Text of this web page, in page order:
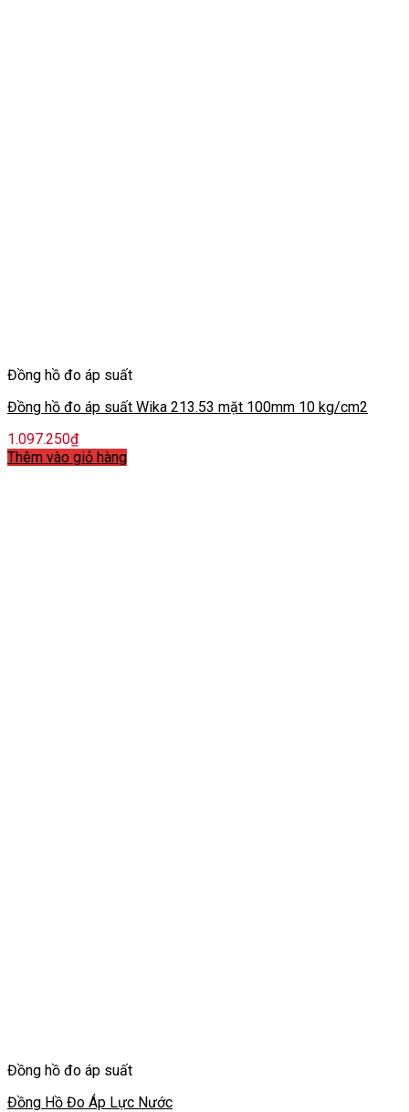
Đồng hồ đo áp suất
Đồng hồ đo áp suất Wika 213.53 mặt 100mm 10 kg/cm2
1.097.250₫
Thêm vào giỏ hàng
Đồng hồ đo áp suất
Đồng Hồ Đo Áp Lực Nước